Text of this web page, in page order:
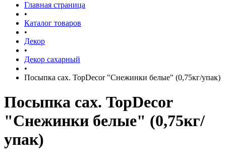
Главная страница
•
Каталог товаров
•
Декор
•
Декор сахарный
•
Посыпка сах. TopDecor "Снежинки белые" (0,75кг/упак)
Посыпка сах. TopDecor
"Снежинки белые" (0,75кг/
упак)